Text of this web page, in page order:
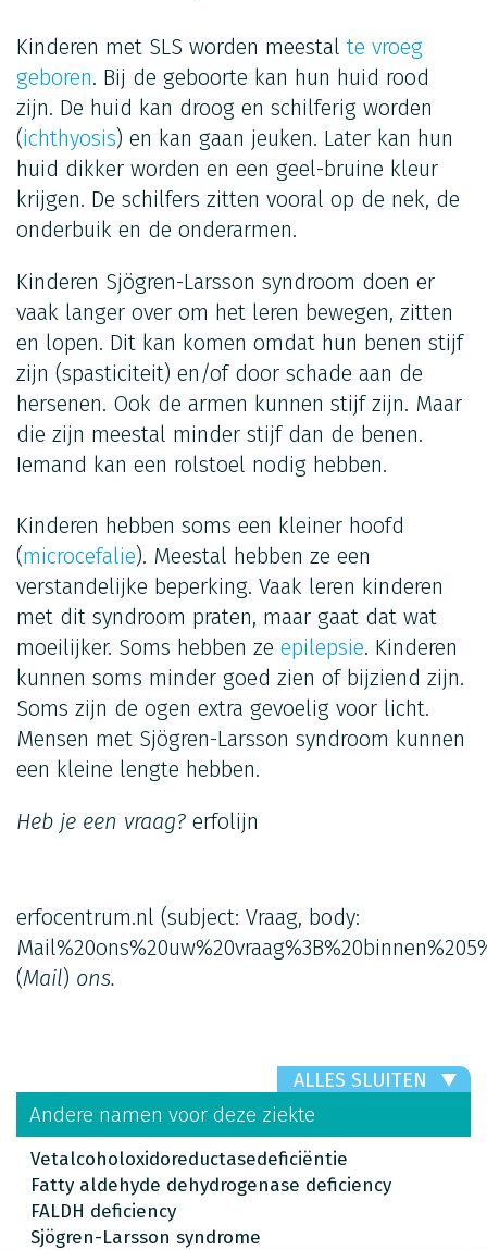
Kinderen met SLS worden meestal te vroeg
geboren. Bij de geboorte kan hun huid rood
zijn. De huid kan droog en schilferig worden
(ichthyosis) en kan gaan jeuken. Later kan hun
huid dikker worden en een geel-bruine kleur
krijgen. De schilfers zitten vooral op de nek, de
onderbuik en de onderarmen.
Kinderen Sjögren-Larsson syndroom doen er
vaak langer over om het leren bewegen, zitten
en lopen. Dit kan komen omdat hun benen stijf
zijn (spasticiteit) en/of door schade aan de
hersenen. Ook de armen kunnen stijf zijn. Maar
die zijn meestal minder stijf dan de benen.
Iemand kan een rolstoel nodig hebben.
Kinderen hebben soms een kleiner hoofd
(microcefalie). Meestal hebben ze een
verstandelijke beperking. Vaak leren kinderen
met dit syndroom praten, maar gaat dat wat
moeilijker. Soms hebben ze epilepsie. Kinderen
kunnen soms minder goed zien of bijziend zijn.
Soms zijn de ogen extra gevoelig voor licht.
Mensen met Sjögren-Larsson syndroom kunnen
een kleine lengte hebben.
Heb je een vraag? erfolijn
erfocentrum.nl (subject: Vraag, body:
(Mail) ons.
ALLES SLUITEN
Andere namen voor deze ziekte
Vetalcoholoxidoreductasedeficiëntie
Fatty aldehyde dehydrogenase deficiency
FALDH deficiency
Sjögren-Larsson syndrome